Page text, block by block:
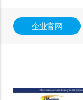
企业官网